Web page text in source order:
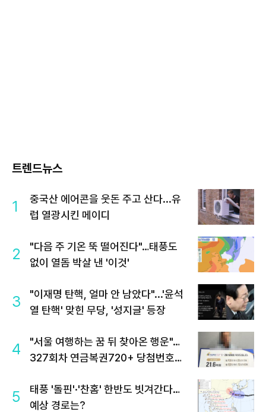
트렌드뉴스
1
중국산 에어콘을 웃돈 주고 산다...유
럽 열광시킨 메이디
2
"다음 주 기온 뚝 떨어진다"…태풍도
없이 열돔 박살 낸 '이것'
3
"이재명 탄핵, 얼마 안 남았다"...'윤석
열 탄핵' 맞힌 무당, '성지글' 등장
4
"서울 여행하는 꿈 뒤 찾아온 행운"…
327회차 연금복권720+ 당첨번호조
5
태풍 '돌핀'·'찬홈' 한반도 빗겨간다…
예상 경로는?